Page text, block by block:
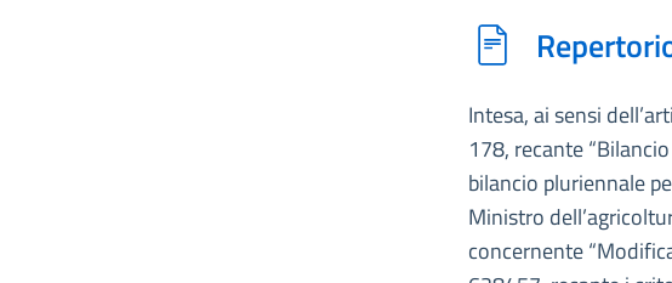
Intesa, ai sensi
178, recante
bilancio pluriennale
Ministro
concernente